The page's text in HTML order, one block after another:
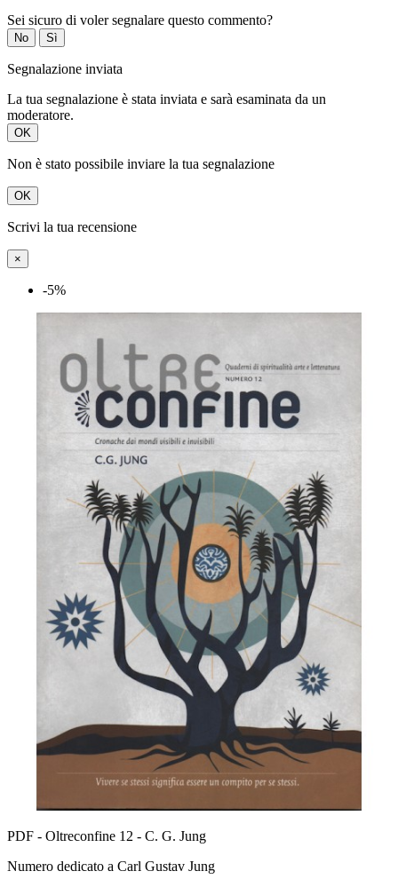
Sei sicuro di voler segnalare questo commento?
No Sì
Segnalazione inviata
La tua segnalazione è stata inviata e sarà esaminata da un
moderatore.
OK
Non è stato possibile inviare la tua segnalazione
OK
Scrivi la tua recensione
×
-5%
PDF - Oltreconfine 12 - C. G. Jung
Numero dedicato a Carl Gustav Jung